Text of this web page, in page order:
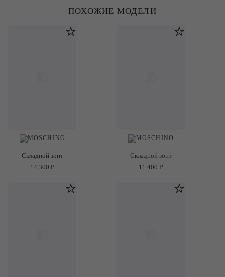
ПОХОЖИЕ МОДЕЛИ
Складной зонт
14 300 ₽
Складной зонт
11 400 ₽